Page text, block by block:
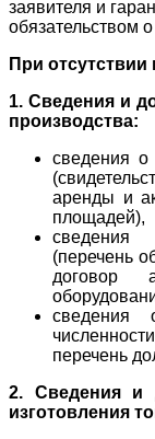
заявителя и
обязательством
При отсутствии
1. Сведения и
производства:
сведения о
аренды и
площадей),
сведения
(перечень
договор
сведения
перечень
2. Сведения и
изготовления